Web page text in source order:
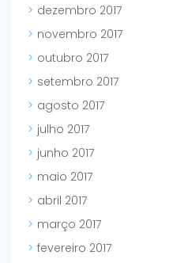
dezembro 2017
novembro 2017
outubro 2017
setembro 2017
agosto 2017
julho 2017
junho 2017
maio 2017
abril 2017
março 2017
fevereiro 2017